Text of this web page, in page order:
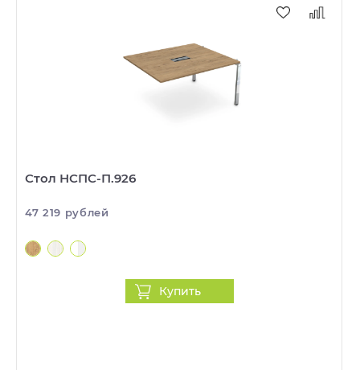
Стол НСПС-П.926
47 219 рублей
Купить